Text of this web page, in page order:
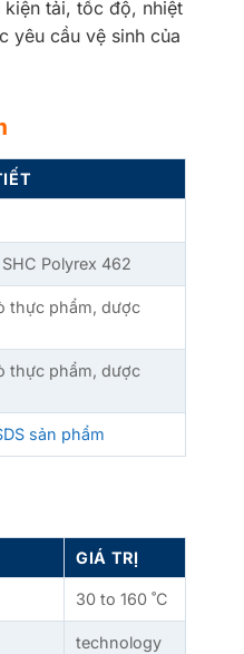
tải, tốc độ, nhiệt
yêu cầu vệ sinh của
Polyrex 462
thực phẩm, dược
thực phẩm, dược
sản phẩm
GIÁ TRỊ
30 to 160 ˚C
technology